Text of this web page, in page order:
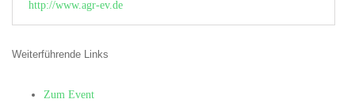
http://www.agr-ev.de
Weiterführende Links
Zum Event